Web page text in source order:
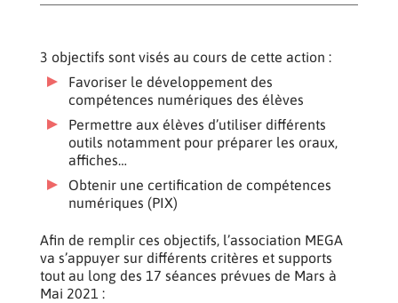
3 objectifs sont visés au cours de cette action :
Favoriser le développement des
compétences numériques des élèves
Permettre aux élèves d’utiliser différents
outils notamment pour préparer les oraux,
affiches…
Obtenir une certification de compétences
numériques (PIX)
Afin de remplir ces objectifs, l’association MEGA
va s’appuyer sur différents critères et supports
tout au long des 17 séances prévues de Mars à
Mai 2021 :